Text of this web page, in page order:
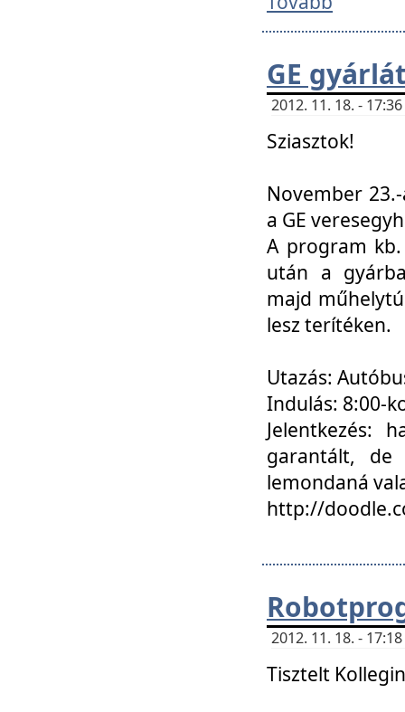
GE
2012. 11. 18. -
Sziasztok!
November
a GE
A program
után a
majd
lesz terítéken.
Utazás:
Indulás: 8:00-
Jelentkezés:
garantált, de
lemondaná
http://
2012. 11. 18. -
Tisztelt